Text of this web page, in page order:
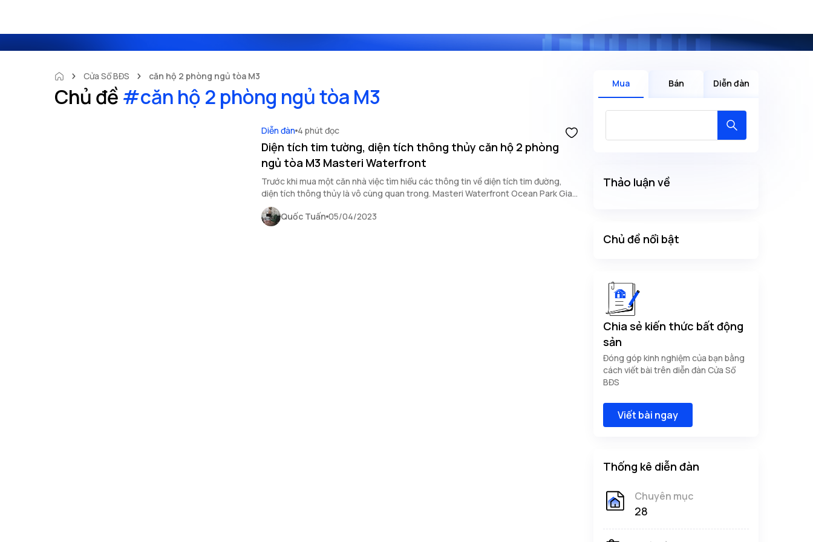
Cửa Sổ BĐS căn hộ 2 phòng ngủ tòa M3
Chủ đề #căn hộ 2 phòng ngủ tòa M3
Diễn đàn 4 phút đọc
Diện tích tim tường, diện tích thông thủy căn hộ 2 phòng
ngủ tòa M3 Masteri Waterfront
Trước khi mua một căn nhà việc tìm hiểu các thông tin về diện tích tim đường,
diện tích thông thủy là vô cùng quan trong. Masteri Waterfront Ocean Park Gia
Lâm là nơi đáng sinh sống. Bài viết sẽ cung cấp về thông tin diện tích tim tường,
diện tích thông thủy căn hộ 2 phòng ngủ tòa M3 Masteri Waterfront.
Quốc Tuấn 05/04/2023
Mua Bán Diễn đàn
Thảo luận về
Chủ đề nổi bật
Chia sẻ kiến thức bất động
sản
Đóng góp kinh nghiệm của bạn bằng
cách viết bài trên diễn đàn Cửa Sổ
BĐS
Viết bài ngay
Thống kê diễn đàn
Chuyên mục
28